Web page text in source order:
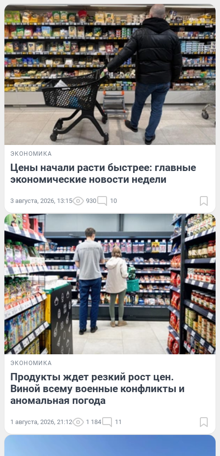
ЭКОНОМИКА
Цены начали расти быстрее: главные
экономические новости недели
3 августа, 2026, 13:15 930 10
ЭКОНОМИКА
Продукты ждет резкий рост цен.
Виной всему военные конфликты и
аномальная погода
1 августа, 2026, 21:12 1 184 11